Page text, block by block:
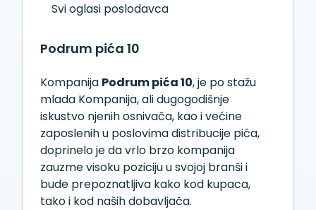
Svi oglasi poslodavca
Podrum pića 10
Kompanija Podrum pića 10, je po stažu
mlada Kompanija, ali dugogodišnje
iskustvo njenih osnivača, kao i većine
zaposlenih u poslovima distribucije pića,
doprinelo je da vrlo brzo kompanija
zauzme visoku poziciju u svojoj branši i
bude prepoznatljiva kako kod kupaca,
tako i kod naših dobavljača.